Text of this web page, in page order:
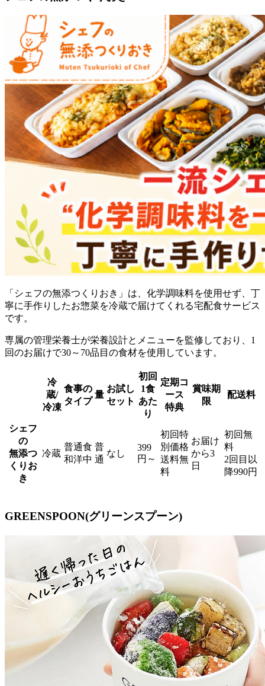
「シェフの無添つくりおき」は、化学調味料を使用せず、丁
寧に手作りしたお惣菜を冷蔵で届けてくれる宅配食サービス
です。
専属の管理栄養士が栄養設計とメニューを監修しており、1
回のお届けで30～70品目の食材を使用しています。
冷
蔵/
冷凍
食事の
タイプ
量
お試し
セット
初回
1食
あた
り
定期コ
ース
特典
賞味期
限
配送料
シェフ
の
無添つ
くりお
き
冷蔵
普通食
和洋中
普
通
なし
399
円～
初回特
別価格
送料無
料
お届け
から3
日
初回無
料
2回目以
降990円
GREENSPOON(グリーンスプーン)